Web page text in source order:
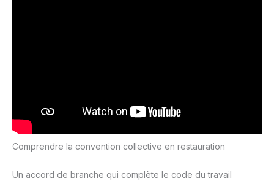
Comprendre la convention collective en restauration
Un accord de branche qui complète le code du travail